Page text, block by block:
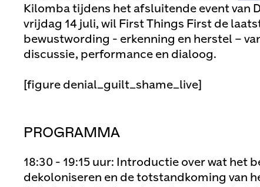
Kilomba tijdens het afsluitende event van
vrijdag 14 juli, wil First Things First de
bewustwording - erkenning en herstel –
discussie, performance en dialoog.
[figure denial_guilt_shame_live]
PROGRAMMA
18:30 - 19:15 uur: Introductie over wat het
dekoloniseren en de totstandkoming van